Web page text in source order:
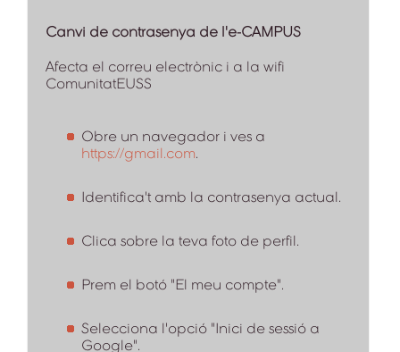
Canvi de contrasenya de l'e-CAMPUS
Afecta el correu electrònic i a la wifi
ComunitatEUSS
Obre un navegador i ves a
https://gmail.com.
Identifica't amb la contrasenya actual.
Clica sobre la teva foto de perfil.
Prem el botó "El meu compte".
Selecciona l'opció "Inici de sessió a
Google".